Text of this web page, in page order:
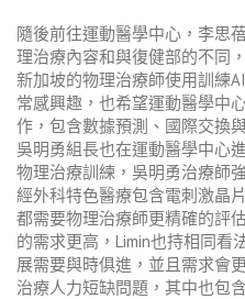
隨後前往運動醫學中心，李思
理治療內容和與復健部的不同
新加坡的物理治療師使用訓練
常感興趣，也希望運動醫學中
作，包含數據預測、國際交換
吳明勇組長也在運動醫學中心
物理治療訓練，吳明勇治療師
經外科特色醫療包含電刺激晶
都需要物理治療師更精確的評
的需求更高，Limin也持相同看
展需要與時俱進，並且需求會
治療人力短缺問題，其中也包